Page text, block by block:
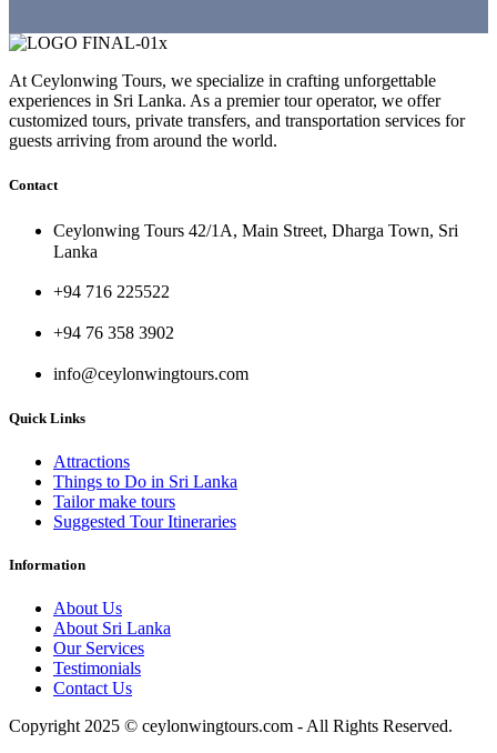
At Ceylonwing Tours, we specialize in crafting unforgettable
experiences in Sri Lanka. As a premier tour operator, we offer
customized tours, private transfers, and transportation services for
guests arriving from around the world.
Contact
Ceylonwing Tours 42/1A, Main Street, Dharga Town, Sri
Lanka
+94 716 225522
+94 76 358 3902
info@ceylonwingtours.com
Quick Links
Attractions
Things to Do in Sri Lanka
Tailor make tours
Suggested Tour Itineraries
Information
About Us
About Sri Lanka
Our Services
Testimonials
Contact Us
Copyright 2025 © ceylonwingtours.com - All Rights Reserved.